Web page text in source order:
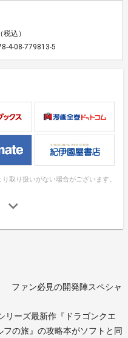
込）
4-08-779813-5
取り扱いがない場合がございます。
ファン必見の開発陣スペシャ
リーズ最新作『ドラゴンクエ
の旅』の攻略本がソフトと同